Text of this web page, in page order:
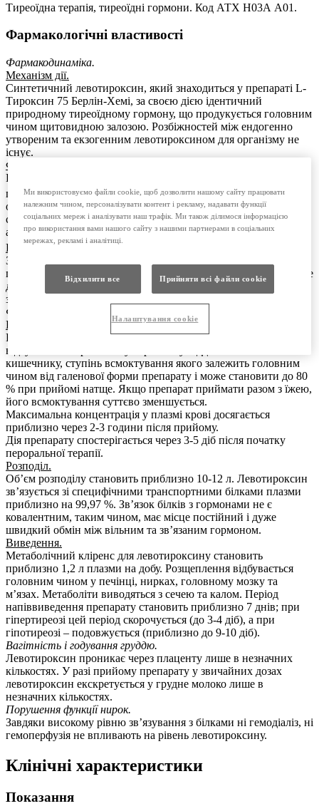
Тиреоїдна терапія, тиреоїдні гормони. Код АТХ Н03А А01.
Фармакологічні властивості
Фармакодинаміка.
Механізм дії.
Синтетичний левотироксин, який знаходиться у препараті L-
Тироксин 75 Берлін-Хемі, за своєю дією ідентичний
природному тиреоїдному гормону, що продукується головним
чином щитовидною залозою. Розбіжностей між ендогенно
утвореним та екзогенним левотироксином для організму не
існує.
Фармакодинамічні ефекти.
Після часткового перетворювання в ліотиронін (Т
переважно у печінці та нирках, та переходу у клітини
організму характерні ефекти тиреоїдних гормонів
спостерігаються на розвитку, рості та обміні речовин через
активацію Т -рецепторів.
Клінічна ефективність та безпека.
Заміщення тиреоїдних гормонів призводить до нормалізації
процесів метаболізму. Наприклад, прийом левотироксину веде
до значного зниження підвищеного рівня холестерину,
зумовленого гіпотиреозом.
Фармакокінетика.
Всмоктування.
Всмоктування прийнятого перорально лeвотироксину
відбувається переважно у верхньому відділі тонкого
кишечнику, ступінь всмоктування якого залежить головним
чином від галенової форми препарату і може становити до 80
% при прийомі натще. Якщо препарат приймати разом з їжею,
його всмоктування суттєво зменшується.
Максимальна концентрація у плазмі крові досягається
приблизно через 2-3 години після прийому.
Дія препарату спостерігається через 3-5 діб після початку
пероральної терапії.
Розподіл.
Об’єм розподілу становить приблизно 10-12 л. Левотироксин
зв’язується зі специфічними транспортними білками плазми
приблизно на 99,97 %. Зв’язок білків з гормонами не є
ковалентним, таким чином, має місце постійний і дуже
швидкий обмін між вільним та зв’язаним гормоном.
Виведення.
Метаболічний кліренс для левотироксину становить
приблизно 1,2 л плазми на добу. Розщеплення відбувається
головним чином у печінці, нирках, головному мозку та
м’язах. Метаболіти виводяться з сечею та калом. Період
напіввиведення препарату становить приблизно 7 днів; при
гіпертиреозі цей період скорочується (до 3-4 діб), а при
гіпотиреозі – подовжується (приблизно до 9-10 діб).
Вагітність і годування груддю.
Левотироксин проникає через плаценту лише в незначних
кількостях. У разі прийому препарату у звичайних дозах
левотироксин екскретується у грудне молоко лише в
незначних кількостях.
Порушення функції нирок.
Завдяки високому рівню зв’язування з білками ні гемодіаліз, ні
гемоперфузія не впливають на рівень левотироксину.
Клінічні характеристики
Показання
Ми використовуємо файли cookie, щоб дозволити нашому сайту працювати
належним чином, персоналізувати контент і рекламу, надавати функції
соціальних мереж і аналізувати наш трафік. Ми також ділимося інформацією
про використання вами нашого сайту з нашими партнерами в соціальних
мережах, рекламі і аналітиці.
Відхилити все Прийняти всі файли сookie
Налаштування cookie